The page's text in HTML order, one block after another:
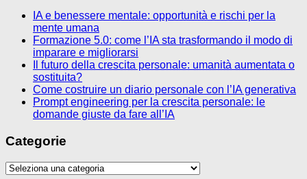
IA e benessere mentale: opportunità e rischi per la
mente umana
Formazione 5.0: come l’IA sta trasformando il modo di
imparare e migliorarsi
Il futuro della crescita personale: umanità aumentata o
sostituita?
Come costruire un diario personale con l’IA generativa
Prompt engineering per la crescita personale: le
domande giuste da fare all’IA
Categorie
Categorie